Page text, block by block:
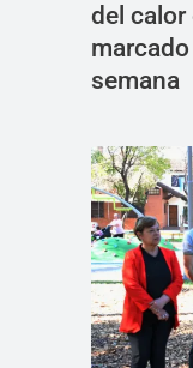
del calor
semana